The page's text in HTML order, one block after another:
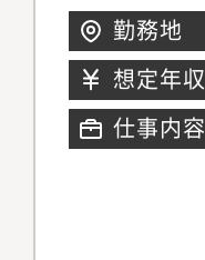
勤務地
想定年収
仕事内容